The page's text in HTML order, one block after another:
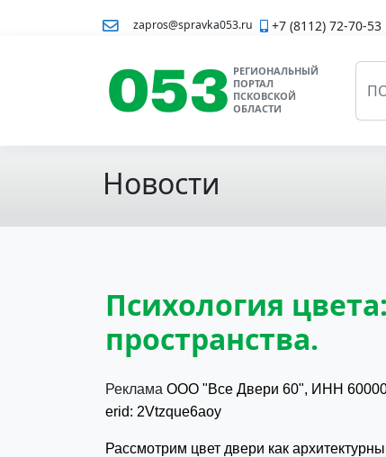
zapros@spravka053.ru +7 (8112) 72-70-53
РЕГИОНАЛЬНЫЙ
ПОРТАЛ
ПСКОВСКОЙ
ОБЛАСТИ
Новости
Психология
пространства.
Реклама ООО "Все Двери 60", ИНН
erid: 2Vtzque6aoy
Рассмотрим цвет двери как